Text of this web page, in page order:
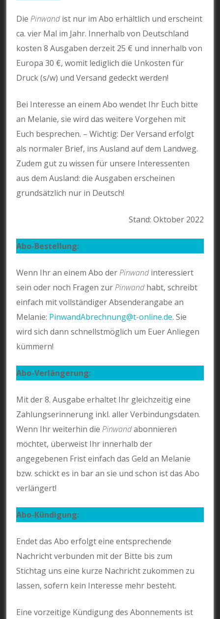
Die Pinwandist nur im Abo erhältlich und erscheint
ca. vier Mal im Jahr. Innerhalb von Deutschland
kosten 8 Ausgaben derzeit 25 € und innerhalb von
Europa 30 €, womit lediglich die Unkosten für
Druck (s/w) und Versand gedeckt werden!
Bei Interesse an einem Abo wendet Ihr Euch bitte
an Melanie, sie wird das weitere Vorgehen mit
Euch besprechen. – Wichtig: Der Versand erfolgt
als normaler Brief, ins Ausland auf dem Landweg.
Zudem gut zu wissen für unsere Interessenten
aus dem Ausland: die Ausgaben erscheinen
grundsätzlich nur in Deutsch!
Stand: Oktober 2022
Abo-Bestellung:
Wenn Ihr an einem Abo der Pinwandinteressiert
sein oder noch Fragen zur Pinwandhabt, schreibt
einfach mit vollständiger Absenderangabe an
Melanie: PinwandAbrechnung@t-online.de. Sie
wird sich dann schnellstmöglich um Euer Anliegen
kümmern!
Abo-Verlängerung:
Mit der 8. Ausgabe erhaltet Ihr gleichzeitig eine
Zahlungserinnerung inkl. aller Verbindungsdaten.
Wenn Ihr weiterhin die Pinwandabonnieren
möchtet, überweist Ihr innerhalb der
angegebenen Frist einfach das Geld an Melanie
bzw. schickt es in bar an sie und schon ist das Abo
verlängert!
Abo-Kündigung:
Endet das Abo erfolgt eine entsprechende
Nachricht verbunden mit der Bitte bis zum
Stichtag uns eine kurze Nachricht zukommen zu
lassen, sofern kein Interesse mehr besteht.
Eine vorzeitige Kündigung des Abonnements ist